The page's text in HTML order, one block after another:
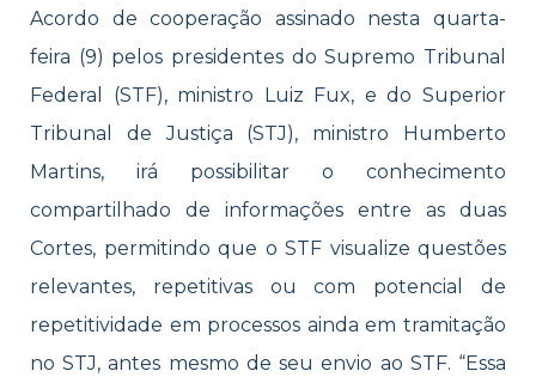
Acordo de cooperação assinado nesta quarta-
feira (9) pelos presidentes do Supremo Tribunal
Federal (STF), ministro Luiz Fux, e do Superior
Tribunal de Justiça (STJ), ministro Humberto
Martins, irá possibilitar o conhecimento
compartilhado de informações entre as duas
Cortes, permitindo que o STF visualize questões
relevantes, repetitivas ou com potencial de
repetitividade em processos ainda em tramitação
no STJ, antes mesmo de seu envio ao STF. “Essa